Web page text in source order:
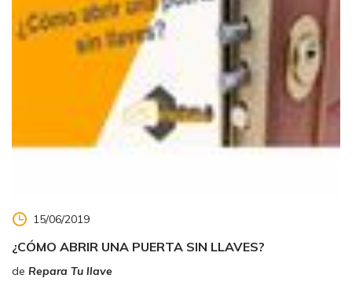
15/06/2019
¿CÓMO ABRIR UNA PUERTA SIN LLAVES?
de Repara Tu llave